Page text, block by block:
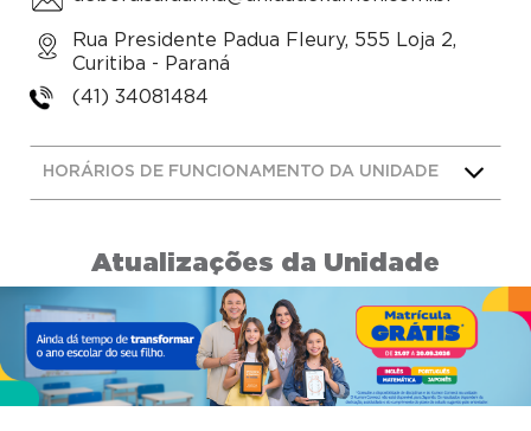
Rua Presidente Padua Fleury, 555 Loja 2,
Curitiba - Paraná
(41) 34081484
HORÁRIOS DE FUNCIONAMENTO DA UNIDADE
Atualizações da Unidade